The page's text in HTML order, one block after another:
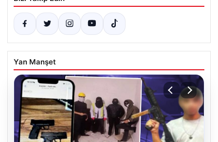
Yan Manşet